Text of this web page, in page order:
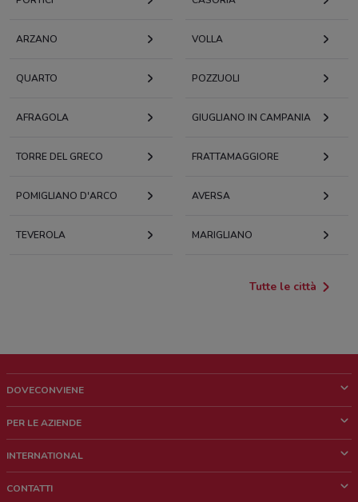
ARZANO VOLLA
QUARTO POZZUOLI
AFRAGOLA GIUGLIANO IN CAMPANIA
TORRE DEL GRECO FRATTAMAGGIORE
POMIGLIANO D'ARCO AVERSA
TEVEROLA MARIGLIANO
Tutte le città
DOVECONVIENE
Chi siamo
Lavora con noi
PER LE AZIENDE
Richieste commerciali e marketing
INTERNATIONAL
CONTATTI